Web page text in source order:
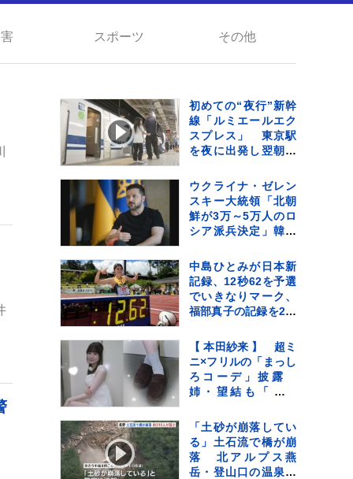
スポーツ その他
初めての“夜行”新幹
線「ルミエールエク
スプレス」 東京駅
を夜に出発し翌朝に
代高騰のなかレジャ
ー需要など狙う
ウクライナ・ゼレン
スキー大統領「北朝
鮮が3万～5万人のロ
シア派兵決定」韓国
中島ひとみが日本新
記録、12秒62を予選
でいきなりマーク、
福部真子の記録を2年
富士北麓ワールドト
ライアル】
【 本田紗来 】 超ミ
ニ×フリルの「まっし
ろコーデ」披露
姉・望結も「きゃ
使すぎっ」可愛さに
ファン歓喜
「土砂が崩落してい
る」土石流で橋が崩
落 北アルプス燕
岳・登山口の温泉施